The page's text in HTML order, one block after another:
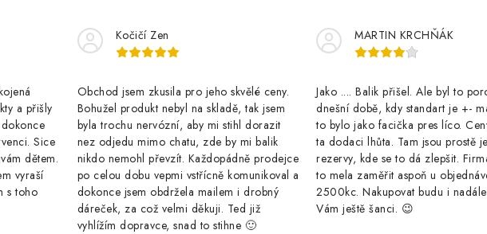
a přišly
Sice
dětem.
vyraší
s toho
Kočičí Zen
Obchod jsem zkusila pro jeho skvělé ceny.
Bohužel produkt nebyl na skladě, tak jsem
byla trochu nervózní, aby mi stihl dorazit
nez odjedu mimo chatu, zde by mi balik
nikdo nemohl převzít. Každopádně prodejce
po celou dobu vepmi vstřícně komunikoval a
dokonce jsem obdržela mailem i drobný
dáreček, za což velmi děkuji. Ted již
vyhlížím dopravce, snad to stihne 🙂
MARTIN KRCHŇÁK
Jako .... Balik přišel. Ale byl to
dnešní době, kdy standart je +-
to bylo jako facička pres líco.
ta dodaci lhůta. Tam jsou prostě
rezervy, kde se to dá zlepšit.
to mela zaměřit aspoň u
2500kc. Nakupovat budu i
Vám ještě šanci. 😉